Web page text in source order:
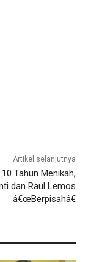
Artikel selanjutnya
10 Tahun Menikah,
dan Raul Lemos
â€œBerpisahâ€